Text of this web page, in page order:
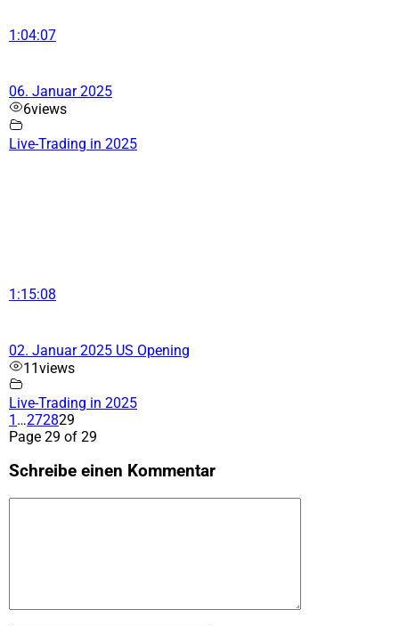
1:04:07
06. Januar 2025
6views
Live-Trading in 2025
1:15:08
02. Januar 2025 US Opening
11views
Live-Trading in 2025
1 …272829
Page 29 of 29
Schreibe einen Kommentar